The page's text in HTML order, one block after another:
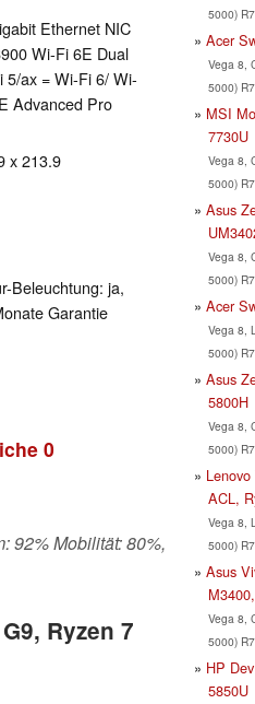
Ethernet NIC
Wi-Fi 6E Dual
5/ax = Wi-Fi 6/ Wi-
Advanced Pro
x 213.9
Beleuchtung: ja,
Garantie
0
92% Mobilität: 80%,
Ryzen 7
5000)
Acer
Vega 8,
5000)
MSI
7730U
Vega 8,
5000)
Asus
Vega 8,
5000)
Acer
Vega 8,
5000)
Asus
5800H
Vega 8,
5000)
ACL,
Vega 8,
5000)
Asus
Vega 8,
5000)
HP
5850U